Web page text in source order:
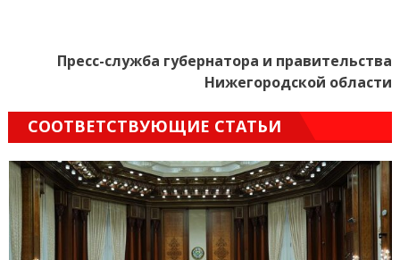
Пресс-служба губернатора и правительства
Нижегородской области
СООТВЕТСТВУЮЩИЕ СТАТЬИ